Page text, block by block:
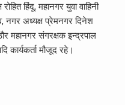
हिंदू, महानगर युवा वाहिनी
नगर अध्यक्ष प्रेमनगर दिनेश
महानगर संगरक्षक इन्द्रपाल
कार्यकर्ता मौजूद रहे।